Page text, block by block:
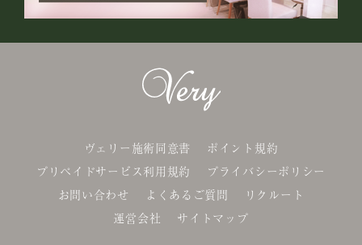
ヴェリー施術同意書
ポイント規約
プリペイドサービス利用規約
プライバシーポリシー
お問い合わせ
よくあるご質問
リクルート
運営会社
サイトマップ